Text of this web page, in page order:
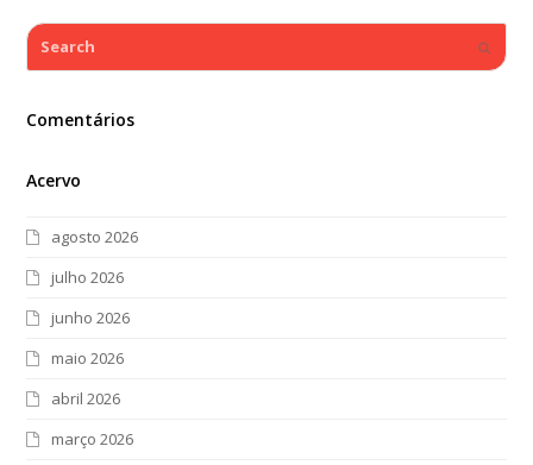
Search
Comentários
Acervo
agosto 2026
julho 2026
junho 2026
maio 2026
abril 2026
março 2026